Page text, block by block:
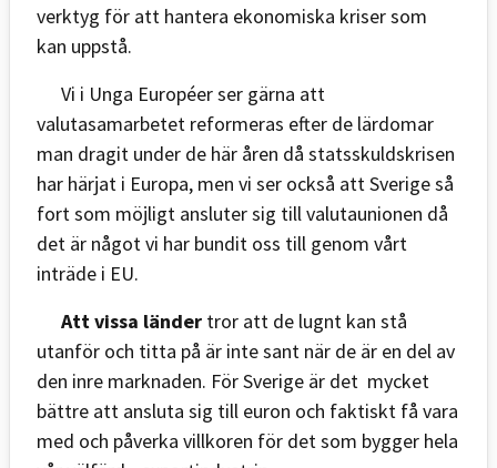
verktyg för att hantera ekonomiska kriser som
kan uppstå.
Vi i Unga Européer ser gärna att
valutasamarbetet reformeras efter de lärdomar
man dragit under de här åren då statsskuldskrisen
har härjat i Europa, men vi ser också att Sverige så
fort som möjligt ansluter sig till valutaunionen då
det är något vi har bundit oss till genom vårt
inträde i EU.
Att vissa länder tror att de lugnt kan stå
utanför och titta på är inte sant när de är en del av
den inre marknaden. För Sverige är det mycket
bättre att ansluta sig till euron och faktiskt få vara
med och påverka villkoren för det som bygger hela